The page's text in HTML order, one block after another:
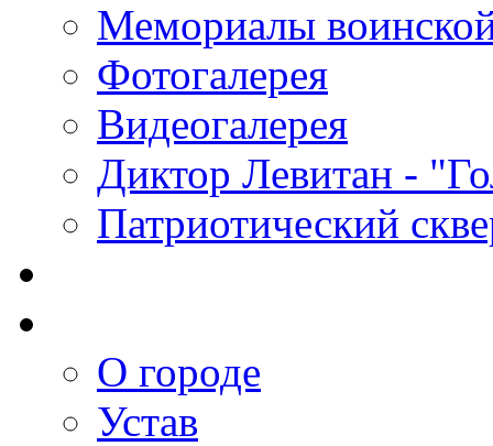
Мемориалы
Фотогалерея
Видеогалерея
Диктор Левитан -
Патриотический
О городе
Устав